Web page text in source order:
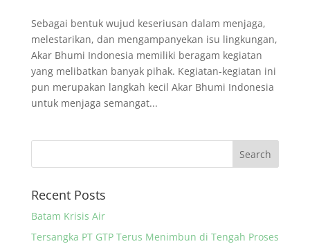
Sebagai bentuk wujud keseriusan dalam menjaga,
melestarikan, dan mengampanyekan isu lingkungan,
Akar Bhumi Indonesia memiliki beragam kegiatan
yang melibatkan banyak pihak. Kegiatan-kegiatan ini
pun merupakan langkah kecil Akar Bhumi Indonesia
untuk menjaga semangat...
Recent Posts
Batam Krisis Air
Tersangka PT GTP Terus Menimbun di Tengah Proses